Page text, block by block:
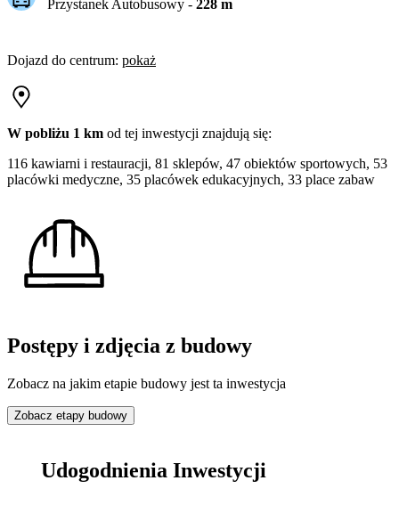
Przystanek Autobusowy - 228m
Dojazd do centrum: pokaż
W pobliżu 1 km od tej inwestycji znajdują się:
116 kawiarni i restauracji, 81 sklepów, 47 obiektów sportowych, 53
placówki medyczne, 35 placówek edukacyjnych, 33 place zabaw
Postępy i zdjęcia z budowy
Zobacz na jakim etapie budowy jest ta inwestycja
Zobacz etapy budowy
Udogodnienia Inwestycji